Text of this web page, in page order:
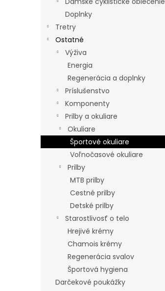
Doplnky
Tretry
Ostatné
Výživa
Energia
Regenerácia a doplnky
Príslušenstvo
Komponenty
Prilby a okuliare
Okuliare
Športové okuliare
Voľnočasové okuliare
Prilby
MTB prilby
Cestné prilby
Detské prilby
Starostlivosť o telo
Hrejivé krémy
Chamois krémy
Regenerácia svalov
Športová hygiena
Darčekové poukážky